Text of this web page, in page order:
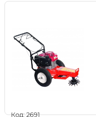
Код: 2691